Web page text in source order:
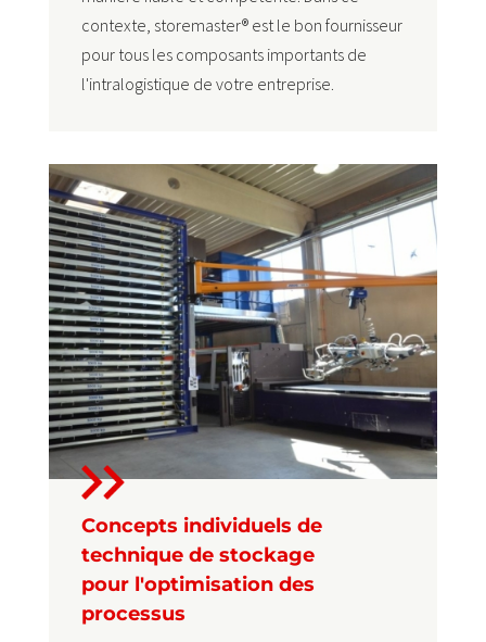
contexte, storemaster® est le bon fournisseur
pour tous les composants importants de
l'intralogistique de votre entreprise.
Concepts individuels de
technique de stockage
pour l'optimisation des
processus